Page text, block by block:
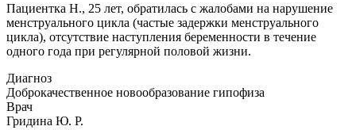
Пациентка Н., 25 лет, обратилась с жалобами на нарушение
менструального цикла (частые задержки менструального
цикла), отсутствие наступления беременности в течение
одного года при регулярной половой жизни.
Диагноз
Доброкачественное новообразование гипофиза
Врач
Гридина Ю. Р.